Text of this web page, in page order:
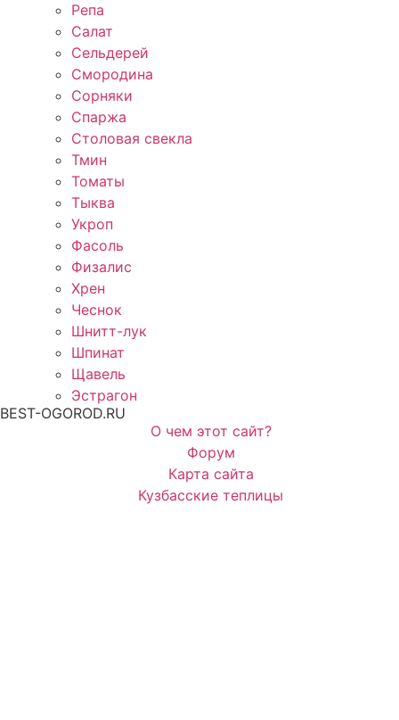
Репа
Салат
Сельдерей
Смородина
Сорняки
Спаржа
Столовая свекла
Тмин
Томаты
Тыква
Укроп
Фасоль
Физалис
Хрен
Чеснок
Шнитт-лук
Шпинат
Щавель
Эстрагон
BEST-OGOROD.RU
О чем этот сайт?
Форум
Карта сайта
Кузбасские теплицы